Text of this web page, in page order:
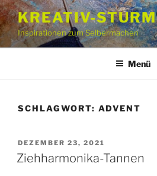
Zum
Inhalt
springen
KREATIV-STURM
Inspirationen zum Selbermachen
Menü
SCHLAGWORT: ADVENT
VERÖFFENTLICHT
AM
DEZEMBER 23, 2021
Ziehharmonika-Tannen